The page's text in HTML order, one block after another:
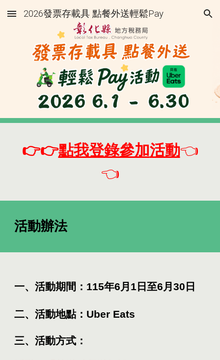
Skip to main content Skip to navigation
2026發票存載具 點餐外送輕鬆Pay
👉👉點我登錄參加活動👈
👈
活動辦法
一、活動期間： 115年6月1日至6月30日
二、活動地點： Uber Eats
三、活動方式：